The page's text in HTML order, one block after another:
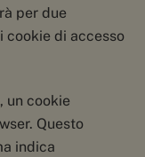
per due
cookie di accesso
un cookie
Questo
indica